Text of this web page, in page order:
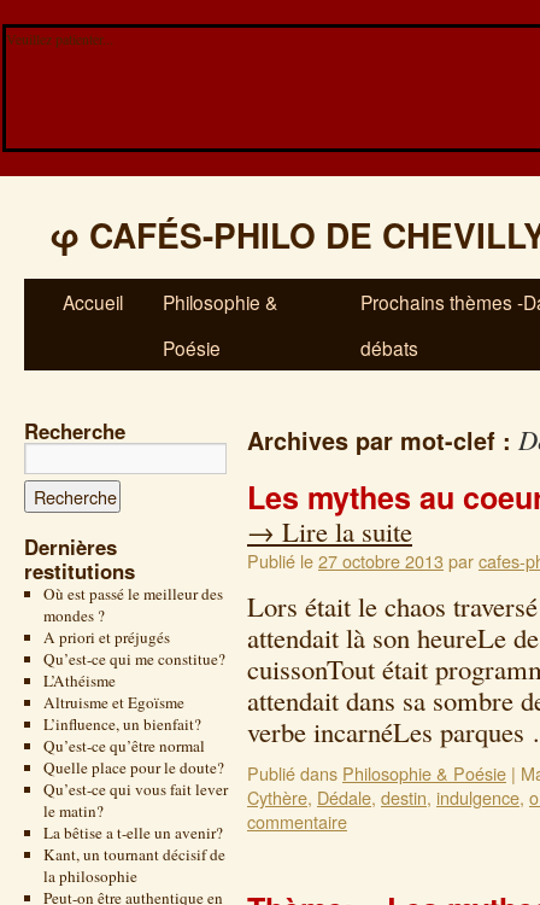
Veuillez patienter...
φ CAFÉS-PHILO DE
Accueil
Philosophie &
Poésie
Prochains thèmes -
débats
Recherche
Dernières
restitutions
Où est passé le meilleur des
mondes ?
A priori et préjugés
Qu’est-ce qui me constitue?
L’Athéisme
Altruisme et Egoïsme
L’influence, un bienfait?
Qu’est-ce qu’être normal
Quelle place pour le doute?
Qu’est-ce qui vous fait lever
le matin?
La bêtise a t-elle un avenir?
Kant, un tournant décisif de
la philosophie
Peut-on être authentique en
Archives par mot-clef :
Les mythes au
→ Lire la suite
Publié le27 octobre 2013parcafes-
Lors était le chaos
attendait là son heureLe
cuissonTout était
attendait dans sa sombre
verbe incarnéLes
Publié dans Philosophie & Poésie |
Cythère, Dédale, destin, indulgence,
commentaire